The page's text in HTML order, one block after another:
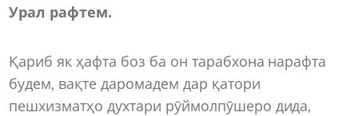
Урал рафтем.
Қариб як ҳафта боз ба он тарабхона нарафта
будем, вақте даромадем дар қатори
пешхизматҳо духтари рӯймолпӯшеро дида,